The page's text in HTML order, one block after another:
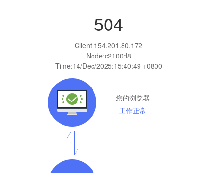
504
Client:154.201.80.172
Node:c2100d8
Time:14/Dec/2025:15:40:49 +0800
您的浏览器
工作正常